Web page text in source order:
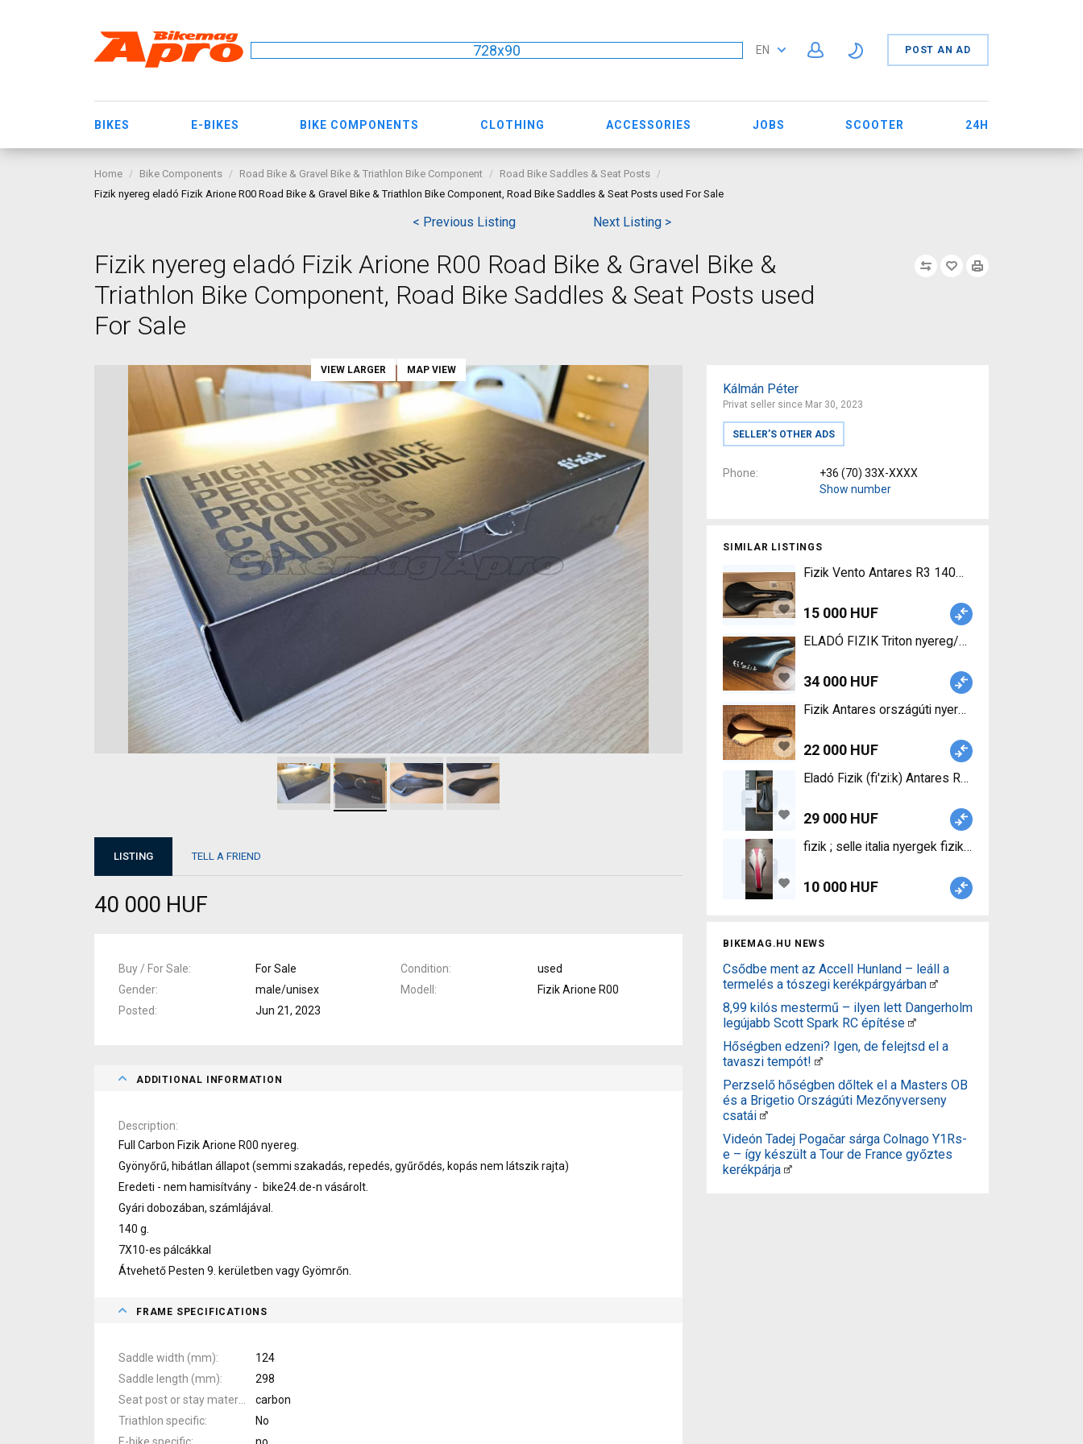
728x90 EN POST AN AD
BIKES E-BIKES BIKE COMPONENTS CLOTHING ACCESSORIES JOBS SCOOTER 24H
Home Bike Components Road Bike & Gravel Bike & Triathlon Bike Component
Road Bike Saddles & Seat Posts
Fizik nyereg eladó Fizik Arione R00 Road Bike & Gravel Bike & Triathlon Bike Component, Road Bike Saddles & Seat Posts used For Sale
< Previous Listing Next Listing >
Fizik nyereg eladó Fizik Arione R00 Road Bike & Gravel Bike &
Triathlon Bike Component, Road Bike Saddles & Seat Posts used
For Sale
Kálmán Péter
Privat seller since Mar 30, 2023
SELLER’S OTHER ADS
Phone
+36 (70) 33X-XXXX
Show number
SIMILAR LISTINGS
Fizik Vento Antares R3 140mm nyereg eladó
15 000 HUF
ELADÓ FIZIK Triton nyereg/ülés FIZIK Triton
34 000 HUF
Fizik Antares országúti nyereg Fizik Antares R7
22 000 HUF
29 000 HUF
fizik ; selle italia nyergek fizik Road
10 000 HUF
BIKEMAG.HU NEWS
Csődbe ment az Accell Hunland – leáll a
termelés a tószegi kerékpárgyárban
8,99 kilós mestermű – ilyen lett Dangerholm
legújabb Scott Spark RC építése
Hőségben edzeni? Igen, de felejtsd el a
tavaszi tempót!
Perzselő hőségben dőltek el a Masters OB
és a Brigetio Országúti Mezőnyverseny
csatái
Videón Tadej Pogačar sárga Colnago Y1Rs-
e – így készült a Tour de France győztes
kerékpárja
VIEW LARGER MAP VIEW
LISTING TELL A FRIEND
40 000 HUF
Buy / For Sale For Sale Condition
used
Gender
male/unisex Modell
Fizik Arione R00
Posted
Jun 21, 2023
ADDITIONAL INFORMATION
Description
Full Carbon Fizik Arione R00 nyereg.
Gyönyőrű, hibátlan állapot (semmi szakadás, repedés, gyűrődés, kopás nem látszik rajta)
Eredeti - nem hamisítvány - bike24.de-n vásárolt.
Gyári dobozában, számlájával.
140 g.
7X10-es pálcákkal
Átvehető Pesten 9. kerületben vagy Gyömrőn.
FRAME SPECIFICATIONS
Saddle width (mm)
124
Saddle length (mm)
298
carbon
Triathlon specific
No
E-bike specific
no